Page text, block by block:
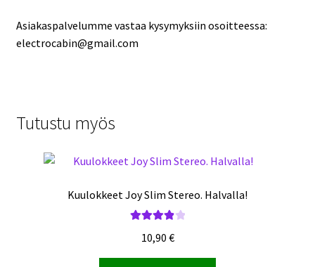
Asiakaspalvelumme vastaa kysymyksiin osoitteessa:
electrocabin@gmail.com
Tutustu myös
Kuulokkeet Joy Slim Stereo. Halvalla!
tuotteesta:
4.00/ 5
10,90 €